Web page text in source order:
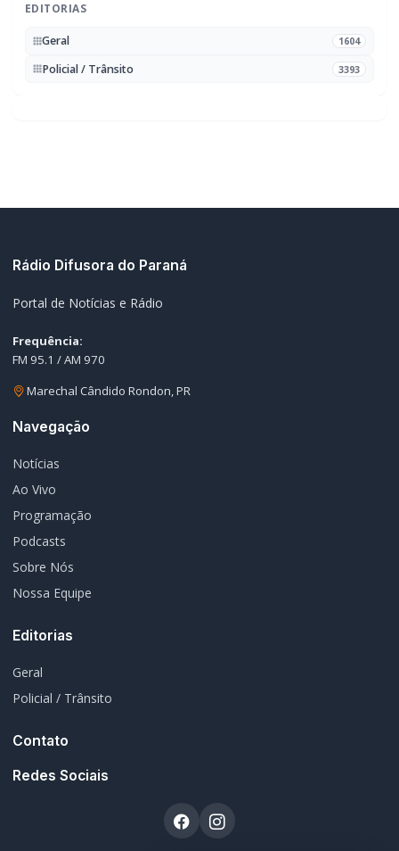
EDITORIAS
Geral 1604
Policial / Trânsito 3393
Rádio Difusora do Paraná
Portal de Notícias e Rádio
Frequência:
FM 95.1 / AM 970
Marechal Cândido Rondon, PR
Navegação
Notícias
Ao Vivo
Programação
Podcasts
Sobre Nós
Nossa Equipe
Editorias
Geral
Policial / Trânsito
Contato
Redes Sociais